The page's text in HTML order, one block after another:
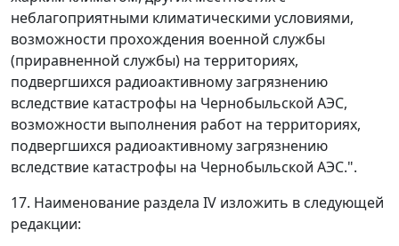
неблагоприятными климатическими условиями,
возможности прохождения военной службы
(приравненной службы) на территориях,
подвергшихся радиоактивному загрязнению
вследствие катастрофы на Чернобыльской АЭС,
возможности выполнения работ на территориях,
подвергшихся радиоактивному загрязнению
вследствие катастрофы на Чернобыльской АЭС.".
17. Наименование раздела IV изложить в следующей
редакции: